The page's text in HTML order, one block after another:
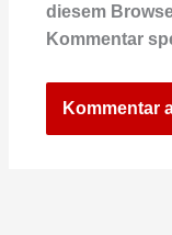
diesem
Kommentar